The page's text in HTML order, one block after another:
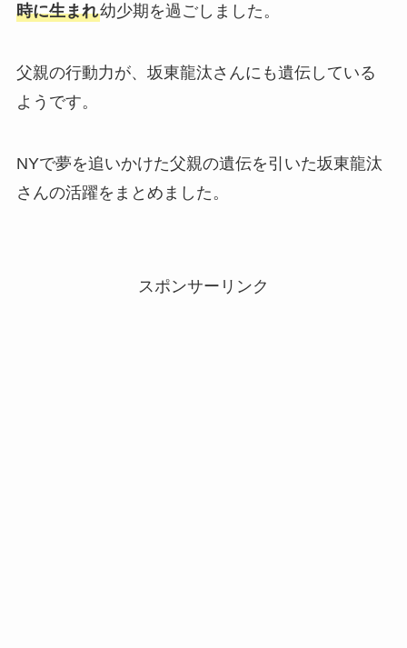
時に生まれ幼少期を過ごしました。
父親の行動力が、坂東龍汰さんにも遺伝している
ようです。
NYで夢を追いかけた父親の遺伝を引いた坂東龍汰
さんの活躍をまとめました。
スポンサーリンク